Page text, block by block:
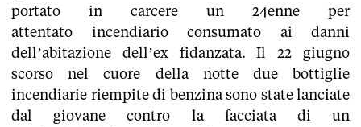
portato in carcere un 24enne per
attentato incendiario consumato ai danni
dell’abitazione dell’ex fidanzata. Il 22 giugno
scorso nel cuore della notte due bottiglie
incendiarie riempite di benzina sono state lanciate
dal giovane contro la facciata di un